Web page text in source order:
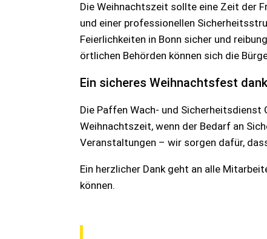
Die Weihnachtszeit sollte eine Zeit der
und einer professionellen
Feierlichkeiten in Bonn sicher und
örtlichen Behörden können sich die
Ein sicheres Weihnachtsfest
Die Paffen Wach- und
Weihnachtszeit, wenn der Bedarf an
Veranstaltungen – wir sorgen dafür,
Ein herzlicher Dank geht an alle
können.